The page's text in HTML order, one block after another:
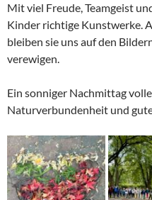
Mit viel Freude, Teamgeist
Kinder richtige Kunstwerke.
bleiben sie uns auf den
verewigen.
Ein sonniger Nachmittag
Naturverbundenheit und